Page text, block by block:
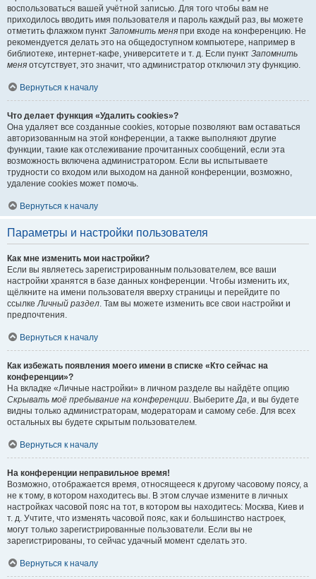
воспользоваться вашей учётной записью. Для того чтобы вам не
приходилось вводить имя пользователя и пароль каждый раз, вы можете
отметить флажком пункт Запомнить меня при входе на конференцию. Не
рекомендуется делать это на общедоступном компьютере, например в
библиотеке, интернет-кафе, университете и т. д. Если пункт Запомнить
меня отсутствует, это значит, что администратор отключил эту функцию.
Вернуться к началу
Что делает функция «Удалить cookies»?
Она удаляет все созданные cookies, которые позволяют вам оставаться
авторизованным на этой конференции, а также выполняют другие
функции, такие как отслеживание прочитанных сообщений, если эта
возможность включена администратором. Если вы испытываете
трудности со входом или выходом на данной конференции, возможно,
удаление cookies может помочь.
Вернуться к началу
Параметры и настройки пользователя
Как мне изменить мои настройки?
Если вы являетесь зарегистрированным пользователем, все ваши
настройки хранятся в базе данных конференции. Чтобы изменить их,
щёлкните на имени пользователя вверху страницы и перейдите по
ссылкеЛичный раздел. Там вы можете изменить все свои настройки и
предпочтения.
Вернуться к началу
Как избежать появления моего имени в списке «Кто сейчас на
конференции»?
На вкладке «Личные настройки» в личном разделе вы найдёте опцию
Скрывать моё пребывание на конференции. ВыберитеДа, и вы будете
видны только администраторам, модераторам и самому себе. Для всех
остальных вы будете скрытым пользователем.
Вернуться к началу
На конференции неправильное время!
Возможно, отображается время, относящееся к другому часовому поясу, а
не к тому, в котором находитесь вы. В этом случае измените в личных
настройках часовой пояс на тот, в котором вы находитесь: Москва, Киев и
т. д. Учтите, что изменять часовой пояс, как и большинство настроек,
могут только зарегистрированные пользователи. Если вы не
зарегистрированы, то сейчас удачный момент сделать это.
Вернуться к началу